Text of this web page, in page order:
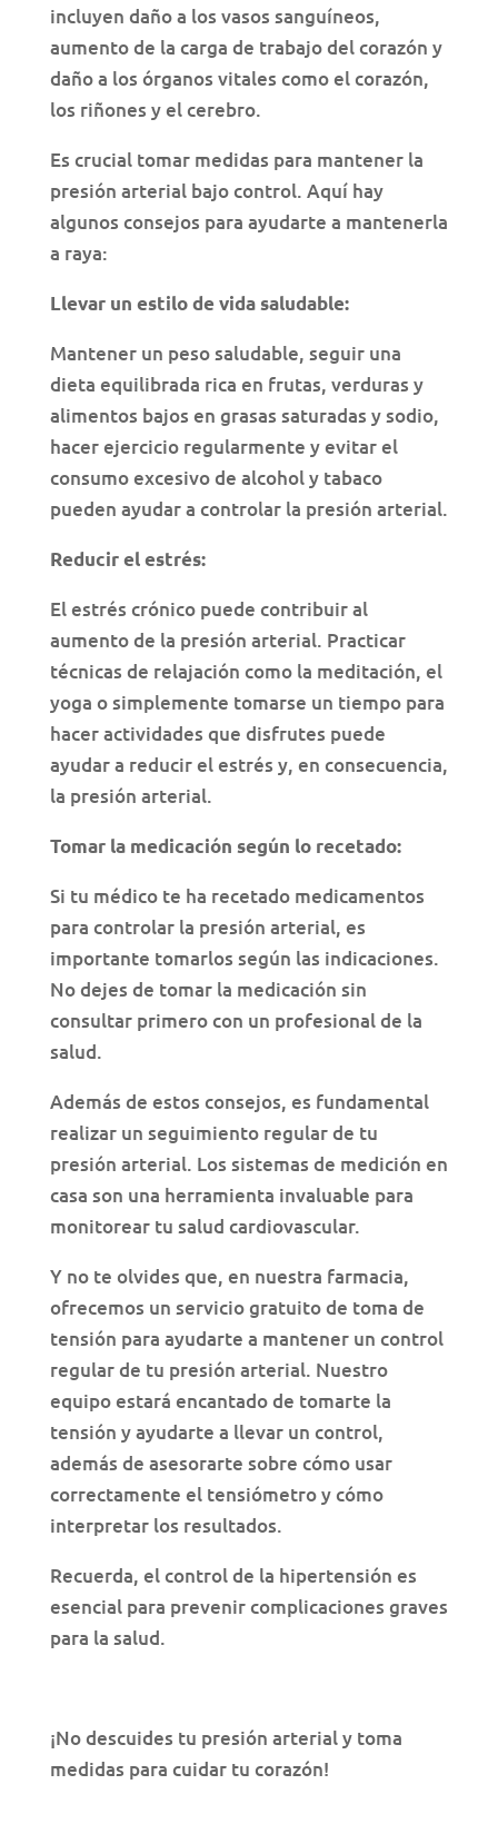
incluyen daño a los vasos sanguíneos,
aumento de la carga de trabajo del corazón y
daño a los órganos vitales como el corazón,
los riñones y el cerebro.
Es crucial tomar medidas para mantener la
presión arterial bajo control. Aquí hay
algunos consejos para ayudarte a mantenerla
a raya:
Llevar un estilo de vida saludable:
Mantener un peso saludable, seguir una
dieta equilibrada rica en frutas, verduras y
alimentos bajos en grasas saturadas y sodio,
hacer ejercicio regularmente y evitar el
consumo excesivo de alcohol y tabaco
pueden ayudar a controlar la presión arterial.
Reducir el estrés:
El estrés crónico puede contribuir al
aumento de la presión arterial. Practicar
técnicas de relajación como la meditación, el
yoga o simplemente tomarse un tiempo para
hacer actividades que disfrutes puede
ayudar a reducir el estrés y, en consecuencia,
la presión arterial.
Tomar la medicación según lo recetado:
Si tu médico te ha recetado medicamentos
para controlar la presión arterial, es
importante tomarlos según las indicaciones.
No dejes de tomar la medicación sin
consultar primero con un profesional de la
salud.
Además de estos consejos, es fundamental
realizar un seguimiento regular de tu
presión arterial. Los sistemas de medición en
casa son una herramienta invaluable para
monitorear tu salud cardiovascular.
Y no te olvides que, en nuestra farmacia,
ofrecemos un servicio gratuito de toma de
tensión para ayudarte a mantener un control
regular de tu presión arterial. Nuestro
equipo estará encantado de tomarte la
tensión y ayudarte a llevar un control,
además de asesorarte sobre cómo usar
correctamente el tensiómetro y cómo
interpretar los resultados.
Recuerda, el control de la hipertensión es
esencial para prevenir complicaciones graves
para la salud.
¡No descuides tu presión arterial y toma
medidas para cuidar tu corazón!